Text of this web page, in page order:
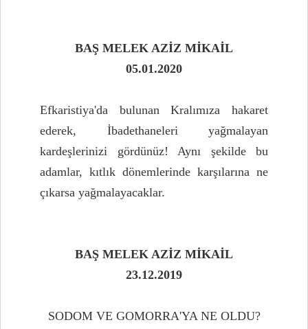
BAŞ MELEK AZİZ MİKAİL
05.01.2020
Efkaristiya'da bulunan Kralımıza hakaret
ederek, İbadethaneleri yağmalayan
kardeşlerinizi gördünüz! Aynı şekilde bu
adamlar, kıtlık dönemlerinde karşılarına ne
çıkarsa yağmalayacaklar.
BAŞ MELEK AZİZ MİKAİL
23.12.2019
SODOM VE GOMORRA'YA NE OLDU?